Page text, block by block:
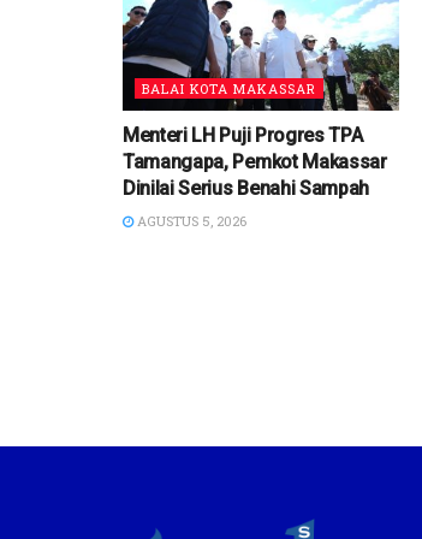
BALAI KOTA MAKASSAR
Menteri LH Puji Progres TPA
Tamangapa, Pemkot Makassar
Dinilai Serius Benahi Sampah
AGUSTUS 5, 2026